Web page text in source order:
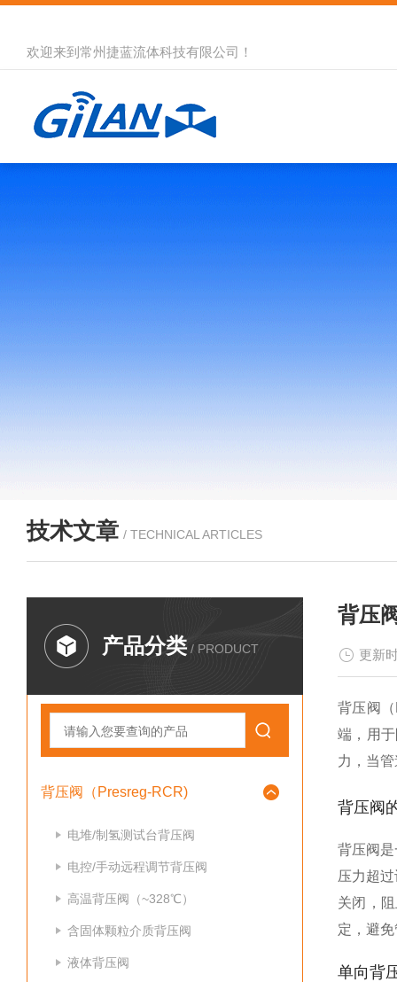
欢迎来到 常州捷蓝流体科技有限公司 ！
技术文章 / TECHNICAL ARTICLES
产品分类 / PRODUCT
背压阀（Presreg-RCR)
电堆/制氢测试台背压阀
电控/手动远程调节背压阀
高温背压阀（~328℃）
含固体颗粒介质背压阀
液体背压阀
背压
更新
背压阀
端，用
力，当
背压阀
背压阀
压力超
关闭，
定，避
单向背